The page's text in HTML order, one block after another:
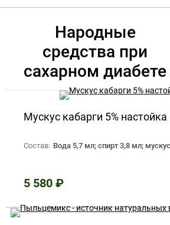
Народные
средства при
сахарном диабете
Мускус кабарги 5%
Состав: Вода 5,7 мл; спирт 3,8 мл;
5 580 ₽